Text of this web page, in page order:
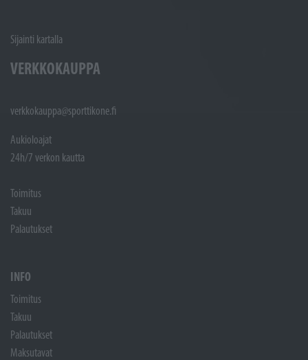
Sijainti kartalla
VERKKOKAUPPA
verkkokauppa@sporttikone.fi
Aukioloajat
24h/7 verkon kautta
Toimitus
Takuu
Palautukset
INFO
Toimitus
Takuu
Palautukset
Maksutavat